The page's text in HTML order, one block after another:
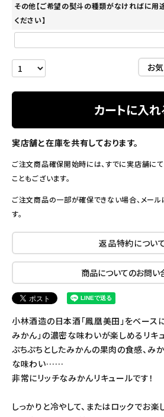
その他【ご希望の熨斗の種類がなければに用
ください】
お
カートに入れ
実店舗と在庫を共有しております。
ご注文商品確保開始時には、すでに実店舗に
こともございます。
ご注文商品の一部が確保できない場合、メー
す。
返品特約につい
商品についてのお問い
小林酒造の日本酒「鳳凰美田」をベース
みかん」の濃密な味わいが楽しめるリキ
ぷちぷちとしたみかんの果肉の食感、み
な味わい……
非常にリッチなみかんリキュールです！
しっかりと冷やして、またはロックでお楽